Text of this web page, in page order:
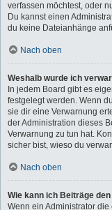
verfassen möchtest, oder
Du kannst einen
du keine Dateianhänge
Nach oben
Weshalb wurde ich
In jedem Board gibt es
festgelegt werden. Wenn
sie dir eine Verwarnung
der Administration dieses
Verwarnung zu tun hat.
sicher bist, wieso du
Nach oben
Wie kann ich Beiträge
Wenn ein Administrator